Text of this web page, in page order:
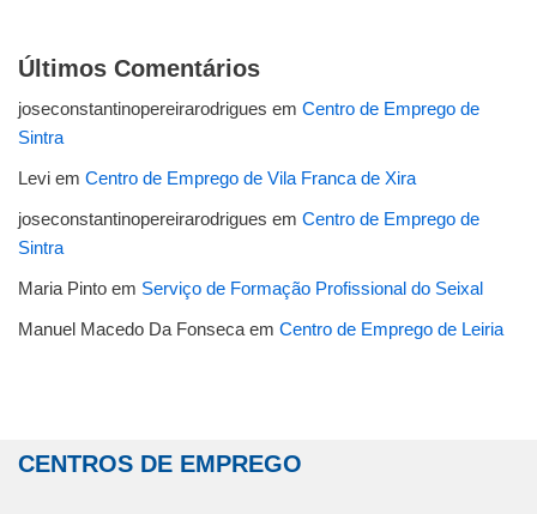
Últimos Comentários
joseconstantinopereirarodrigues em Centro de Emprego de
Sintra
Levi em Centro de Emprego de Vila Franca de Xira
joseconstantinopereirarodrigues em Centro de Emprego de
Sintra
Maria Pinto em Serviço de Formação Profissional do Seixal
Manuel Macedo Da Fonseca em Centro de Emprego de Leiria
CENTROS DE EMPREGO